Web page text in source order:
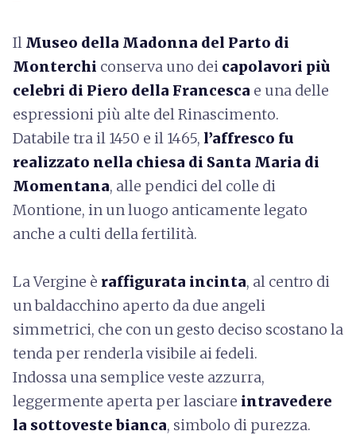
Il Museo della Madonna del Parto di
Monterchi conserva uno dei capolavori più
celebri di Piero della Francesca e una delle
espressioni più alte del Rinascimento.
Databile tra il 1450 e il 1465, l’affresco fu
realizzato nella chiesa di Santa Maria di
Momentana, alle pendici del colle di
Montione, in un luogo anticamente legato
anche a culti della fertilità.
La Vergine è raffigurata incinta, al centro di
un baldacchino aperto da due angeli
simmetrici, che con un gesto deciso scostano la
tenda per renderla visibile ai fedeli.
Indossa una semplice veste azzurra,
leggermente aperta per lasciare intravedere
la sottoveste bianca, simbolo di purezza.